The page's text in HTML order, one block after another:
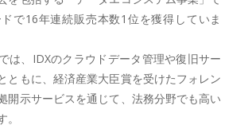
で16年連続販売本数1位を獲得していま
は、IDXのクラウドデータ管理や復旧サー
ともに、経済産業大臣賞を受けたフォレン
開示サービスを通じて、法務分野でも高い